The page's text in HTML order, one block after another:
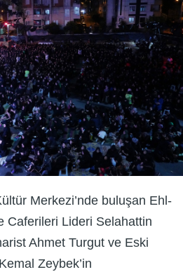
Merkezi’nde buluşan Ehl-
Caferileri Lideri Selahattin
Ahmet Turgut ve Eski
Zeybek’in